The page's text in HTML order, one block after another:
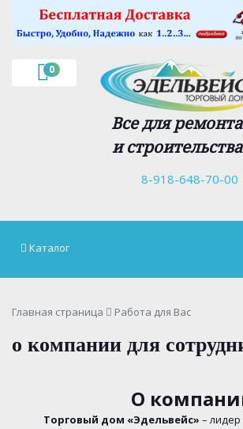
0
Все для ремонта
и строительства
8-918-648-70-00
Каталог
Главная страница Работа для Вас
о компании для
О
Торговый дом «Эдельвейс» –